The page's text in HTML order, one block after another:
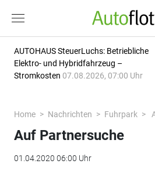
AUTOHAUS SteuerLuchs: Betriebliche
Elektro- und Hybridfahrzeug –
Stromkosten 07.08.2026, 07:00 Uhr
Home Nachrichten Fuhrpark
Auf Partnersuche
01.04.2020 06:00 Uhr